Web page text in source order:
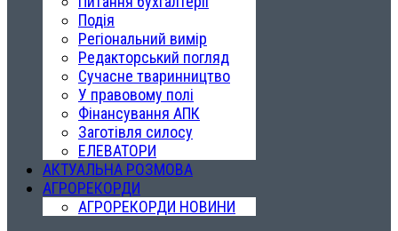
Подія
Регіональний вимір
Редакторський погляд
Сучасне тваринництво
У правовому полі
Фінансування АПК
Заготівля силосу
ЕЛЕВАТОРИ
АКТУАЛЬНА РОЗМОВА
АГРОРЕКОРДИ
АГРОРЕКОРДИ НОВИНИ